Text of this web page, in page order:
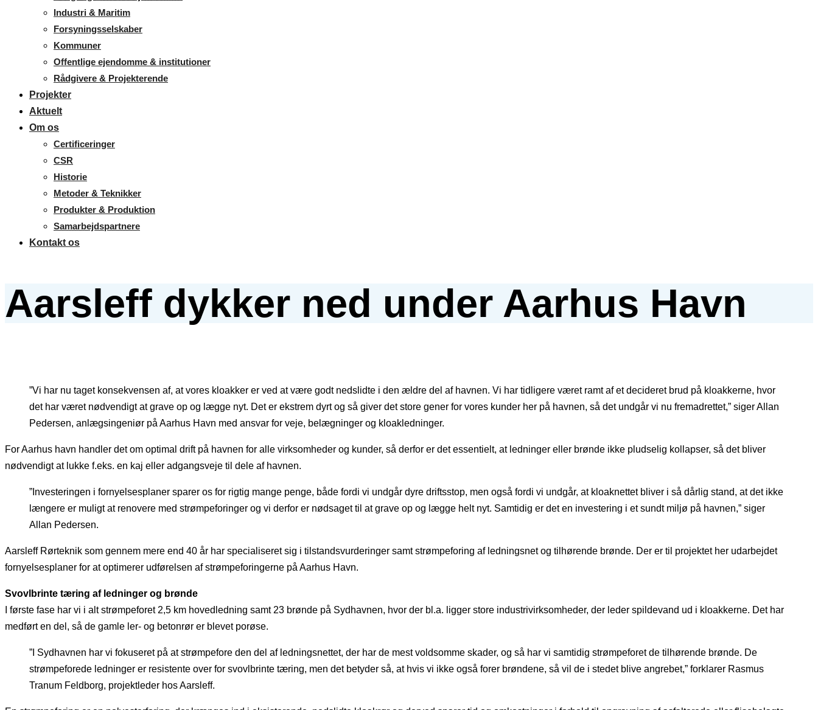
Industri & Maritim
Forsyningsselskaber
Kommuner
Offentlige ejendomme & institutioner
Rådgivere & Projekterende
Projekter
Aktuelt
Om os
Certificeringer
CSR
Historie
Metoder & Teknikker
Produkter & Produktion
Samarbejdspartnere
Kontakt os
Aarsleff dykker ned under Aarhus Havn
”Vi har nu taget konsekvensen af, at vores kloakker er ved at være godt nedslidte i den ældre del af havnen. Vi har tidligere været ramt af et decideret brud på kloakkerne, hvor
det har været nødvendigt at grave op og lægge nyt. Det er ekstrem dyrt og så giver det store gener for vores kunder her på havnen, så det undgår vi nu fremadrettet,” siger Allan
Pedersen, anlægsingeniør på Aarhus Havn med ansvar for veje, belægninger og kloakledninger.
For Aarhus havn handler det om optimal drift på havnen for alle virksomheder og kunder, så derfor er det essentielt, at ledninger eller brønde ikke pludselig kollapser, så det bliver
nødvendigt at lukke f.eks. en kaj eller adgangsveje til dele af havnen.
”Investeringen i fornyelsesplaner sparer os for rigtig mange penge, både fordi vi undgår dyre driftsstop, men også fordi vi undgår, at kloaknettet bliver i så dårlig stand, at det ikke
længere er muligt at renovere med strømpeforinger og vi derfor er nødsaget til at grave op og lægge helt nyt. Samtidig er det en investering i et sundt miljø på havnen,” siger
Allan Pedersen.
Aarsleff Rørteknik som gennem mere end 40 år har specialiseret sig i tilstandsvurderinger samt strømpeforing af ledningsnet og tilhørende brønde. Der er til projektet her udarbejdet
fornyelsesplaner for at optimerer udførelsen af strømpeforingerne på Aarhus Havn.
Svovlbrinte tæring af ledninger og brønde
I første fase har vi i alt strømpeforet 2,5 km hovedledning samt 23 brønde på Sydhavnen, hvor der bl.a. ligger store industrivirksomheder, der leder spildevand ud i kloakkerne. Det har
medført en del, så de gamle ler- og betonrør er blevet porøse.
”I Sydhavnen har vi fokuseret på at strømpefore den del af ledningsnettet, der har de mest voldsomme skader, og så har vi samtidig strømpeforet de tilhørende brønde. De
strømpeforede ledninger er resistente over for svovlbrinte tæring, men det betyder så, at hvis vi ikke også forer brøndene, så vil de i stedet blive angrebet,” forklarer Rasmus
Tranum Feldborg, projektleder hos Aarsleff.